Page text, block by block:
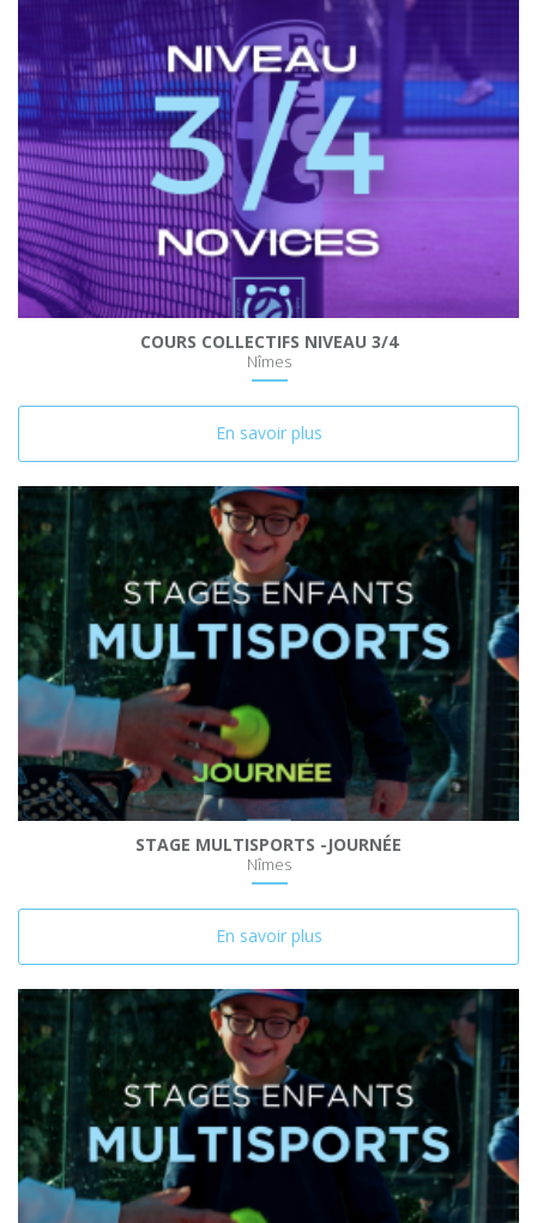
COURS COLLECTIFS NIVEAU 3/4
Nîmes
En savoir plus
STAGE MULTISPORTS -JOURNÉE
Nîmes
En savoir plus